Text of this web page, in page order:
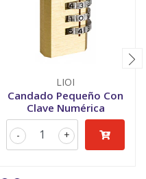
LIOI
Candado Pequeño Con
Clave Numérica
+
-